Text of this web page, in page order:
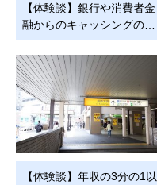
【体験談】銀行や消費者金
融からのキャッシングの…
【体験談】年収の3分の1以